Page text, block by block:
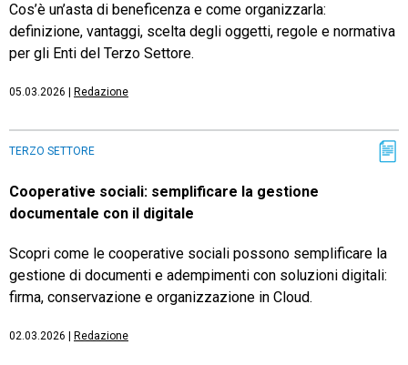
Cos’è un’asta di beneficenza e come organizzarla:
definizione, vantaggi, scelta degli oggetti, regole e normativa
per gli Enti del Terzo Settore.
05.03.2026 Redazione
TERZO SETTORE
Cooperative sociali: semplificare la gestione
documentale con il digitale
Scopri come le cooperative sociali possono semplificare la
gestione di documenti e adempimenti con soluzioni digitali:
firma, conservazione e organizzazione in Cloud.
02.03.2026 Redazione